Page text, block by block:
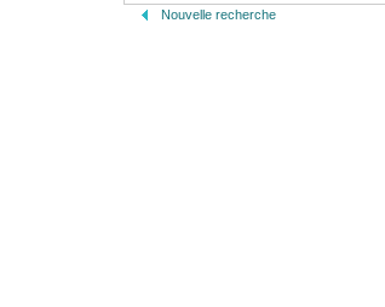
Nouvelle recherche